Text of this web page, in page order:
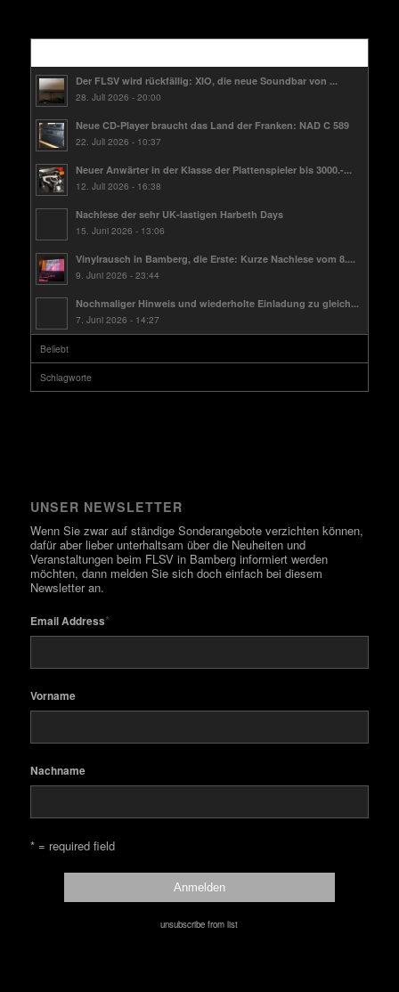
Der FLSV wird rückfällig: XIO, die neue Soundbar von ...
28. Juli 2026 - 20:00
Neue CD-Player braucht das Land der Franken: NAD C 589
22. Juli 2026 - 10:37
Neuer Anwärter in der Klasse der Plattenspieler bis 3000.-...
12. Juli 2026 - 16:38
Nachlese der sehr UK-lastigen Harbeth Days
15. Juni 2026 - 13:06
Vinylrausch in Bamberg, die Erste: Kurze Nachlese vom 8....
9. Juni 2026 - 23:44
Nochmaliger Hinweis und wiederholte Einladung zu gleich...
7. Juni 2026 - 14:27
Beliebt
Schlagworte
UNSER NEWSLETTER
Wenn Sie zwar auf ständige Sonderangebote verzichten können,
dafür aber lieber unterhaltsam über die Neuheiten und
Veranstaltungen beim FLSV in Bamberg informiert werden
möchten, dann melden Sie sich doch einfach bei diesem
Newsletter an.
Email Address*
Vorname
Nachname
* = required field
unsubscribe from list